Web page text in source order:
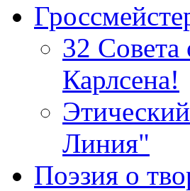
32
Карлсена!
Линия"
Поэзия о